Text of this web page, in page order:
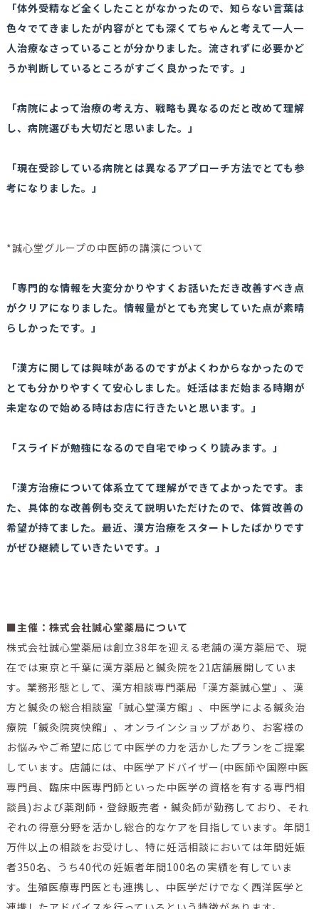
「体外受精など全くしたことがなかったので、知らない言葉は
色々でてきましたが内容がとても深くてちゃんと考えて一人一
人治療なさっていることが分かりました。流されずに必要かど
うか判断しているところがすごく良かったです。」
「病院によって治療の考え方、戦略も異なるのだと改めて理解
し、病院選びも大切だと思いました。」
「現在受診している病院とは異なるアプローチ方法でとても参
考になりました。」
*誠心堂グループの中医師の講演について
「専門的な情報を大変分かりやすくお話いただき改善すべき点
がクリアになりました。情報量がとても充実していた点が素晴
らしかったです。」
「漢方に関しては興味があるのですがよくわからなかったので
とても分かりやすくて安心しました。妊活はまだ始まる時期が
未定なので始める時はお店に行きたいと思います。」
「スライドが勉強になるので自宅でゆっくり読みます。」
「漢方治療について体系立てて理解ができてよかったです。ま
た、具体的な改善例も交えて説明いただけたので、体質改善の
希望が持てました。最近、漢方治療をスタートしたばかりです
がぜひ継続していきたいです。」
■主催：株式会社誠心堂薬局について
株式会社誠心堂薬局は創立38年を迎える老舗の漢方薬局で、現
在では東京と千葉に漢方薬局と鍼灸院を21店舗展開していま
す。業務形態として、漢方相談専門薬局「漢方薬誠心堂」、漢
方と鍼灸の総合相談室「誠心堂漢方館」、中医学による鍼灸治
療院「鍼灸院爽快館」、オンラインショップがあり、お客様の
お悩みやご希望に応じて中医学の力を活かしたプランをご提案
しています。店舗には、中医学アドバイザー(中医師や国際中医
専門員、臨床中医専門師といった中医学の資格を有する専門相
談員)および薬剤師・登録販売者・鍼灸師が勤務しており、それ
ぞれの得意分野を活かし総合的なケアを目指しています。年間1
万件以上の相談をお受けし、特に妊活相談においては年間妊娠
者350名、うち40代の妊娠者年間100名の実績を有していま
す。生殖医療専門医とも連携し、中医学だけでなく西洋医学と